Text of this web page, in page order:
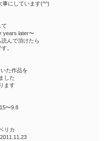
事にしています(^^)
て
years later〜
んで頂けたら
。
た作品を
した
ます
〜9.8
リカ